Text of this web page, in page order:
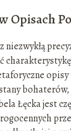
Opisach
niezwykłą
opisy
bohaterów,
Łęcka jest